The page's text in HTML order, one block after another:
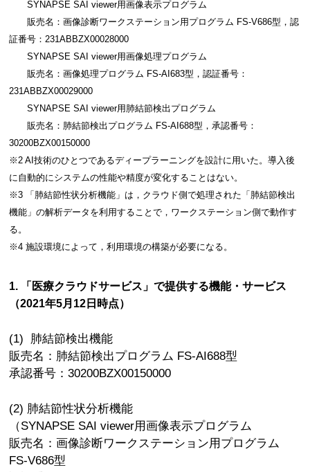
SYNAPSE SAI viewer用画像表示プログラム
販売名：画像診断ワークステーション用プログラム FS-V686型，認
証番号：231ABBZX00028000
SYNAPSE SAI viewer用画像処理プログラム
販売名：画像処理プログラム FS-AI683型，認証番号：
231ABBZX00029000
SYNAPSE SAI viewer用肺結節検出プログラム
販売名：肺結節検出プログラム FS-AI688型，承認番号：
30200BZX00150000
※2 AI技術のひとつであるディープラーニングを設計に用いた。導入後
に自動的にシステムの性能や精度が変化することはない。
※3 「肺結節性状分析機能」は，クラウド側で処理された「肺結節検出
機能」の解析データを利用することで，ワークステーション側で動作す
る。
※4 施設環境によって，利用環境の構築が必要になる。
1. 「医療クラウドサービス」で提供する機能・サービス
（2021年5月12日時点）
(1) 肺結節検出機能
販売名：肺結節検出プログラム FS-AI688型
承認番号：30200BZX00150000
(2) 肺結節性状分析機能
（SYNAPSE SAI viewer用画像表示プログラム
販売名：画像診断ワークステーション用プログラム
FS-V686型